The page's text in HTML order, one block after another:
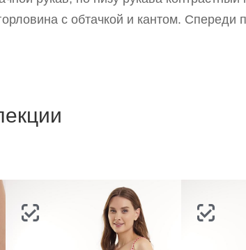
с обтачкой и кантом. Спереди